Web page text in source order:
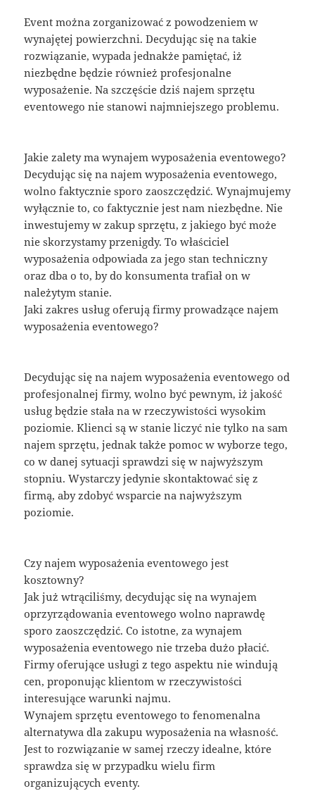
Event można zorganizować z powodzeniem w
wynajętej powierzchni. Decydując się na takie
rozwiązanie, wypada jednakże pamiętać, iż
niezbędne będzie również profesjonalne
wyposażenie. Na szczęście dziś najem sprzętu
eventowego nie stanowi najmniejszego problemu.
Jakie zalety ma wynajem wyposażenia eventowego?
Decydując się na najem wyposażenia eventowego,
wolno faktycznie sporo zaoszczędzić. Wynajmujemy
wyłącznie to, co faktycznie jest nam niezbędne. Nie
inwestujemy w zakup sprzętu, z jakiego być może
nie skorzystamy przenigdy. To właściciel
wyposażenia odpowiada za jego stan techniczny
oraz dba o to, by do konsumenta trafiał on w
należytym stanie.
Jaki zakres usług oferują firmy prowadzące najem
wyposażenia eventowego?
Decydując się na najem wyposażenia eventowego od
profesjonalnej firmy, wolno być pewnym, iż jakość
usług będzie stała na w rzeczywistości wysokim
poziomie. Klienci są w stanie liczyć nie tylko na sam
najem sprzętu, jednak także pomoc w wyborze tego,
co w danej sytuacji sprawdzi się w najwyższym
stopniu. Wystarczy jedynie skontaktować się z
firmą, aby zdobyć wsparcie na najwyższym
poziomie.
Czy najem wyposażenia eventowego jest
kosztowny?
Jak już wtrąciliśmy, decydując się na wynajem
oprzyrządowania eventowego wolno naprawdę
sporo zaoszczędzić. Co istotne, za wynajem
wyposażenia eventowego nie trzeba dużo płacić.
Firmy oferujące usługi z tego aspektu nie windują
cen, proponując klientom w rzeczywistości
interesujące warunki najmu.
Wynajem sprzętu eventowego to fenomenalna
alternatywa dla zakupu wyposażenia na własność.
Jest to rozwiązanie w samej rzeczy idealne, które
sprawdza się w przypadku wielu firm
organizujących eventy.